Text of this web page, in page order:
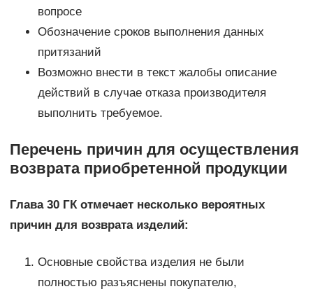
вопросе
Обозначение сроков выполнения данных
притязаний
Возможно внести в текст жалобы описание
действий в случае отказа производителя
выполнить требуемое.
Перечень причин для осуществления
возврата приобретенной продукции
Глава 30 ГК отмечает несколько вероятных
причин для возврата изделий:
Основные свойства изделия не были
полностью разъяснены покупателю,